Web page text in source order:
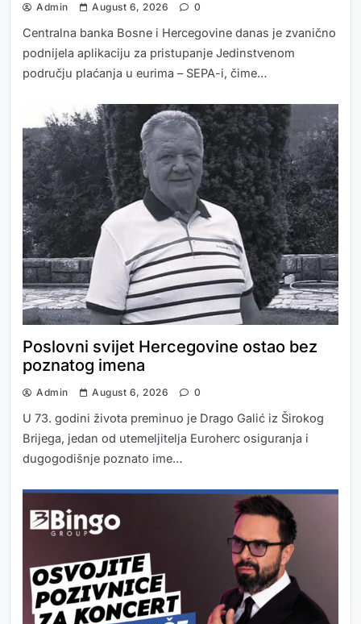
Admin August 6, 2026 0
Centralna banka Bosne i Hercegovine danas je zvanično
podnijela aplikaciju za pristupanje Jedinstvenom
području plaćanja u eurima – SEPA-i, čime…
Poslovni svijet Hercegovine ostao bez
poznatog imena
Admin August 6, 2026 0
U 73. godini života preminuo je Drago Galić iz Širokog
Brijega, jedan od utemeljitelja Euroherc osiguranja i
dugogodišnje poznato ime…